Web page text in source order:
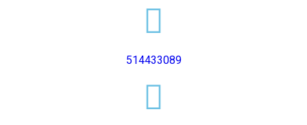
514433089